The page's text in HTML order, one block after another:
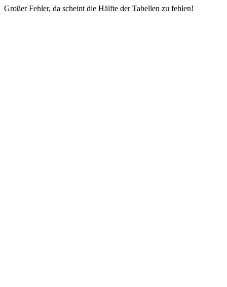
Großer Fehler, da scheint die Hälfte der Tabellen zu fehlen!